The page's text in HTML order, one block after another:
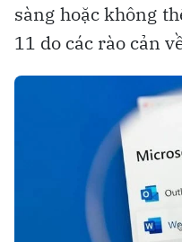
sàng hoặc không
11 do các rào cản